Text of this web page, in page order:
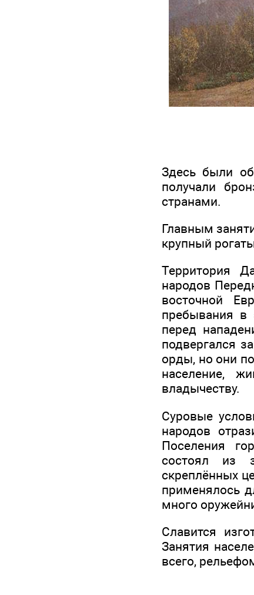
Здесь были
получали
странами.
Главным
крупный
Территория
народов
восточной
пребывания в
перед
подвергался
орды, но они
население,
владычеству.
Суровые
народов
Поселения
состоял из
скреплённых
применялось
много
Славится
Занятия
всего,